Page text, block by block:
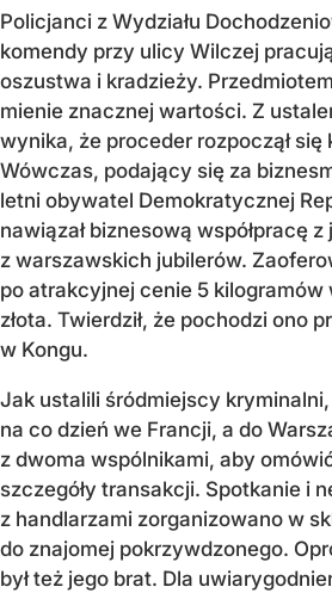
Policjanci z Wydziału
komendy przy ulicy Wilczej
oszustwa i kradzieży.
mienie znacznej wartości. Z
wynika, że proceder rozpoczął
Wówczas, podający się za
letni obywatel Demokratycznej
nawiązał biznesową współpracę z
z warszawskich jubilerów.
po atrakcyjnej cenie 5
złota. Twierdził, że pochodzi ono
w Kongu.
Jak ustalili śródmiejscy
na co dzień we Francji, a do
z dwoma wspólnikami, aby
szczegóły transakcji. Spotkanie i
z handlarzami zorganizowano w
do znajomej pokrzywdzonego.
był też jego brat. Dla